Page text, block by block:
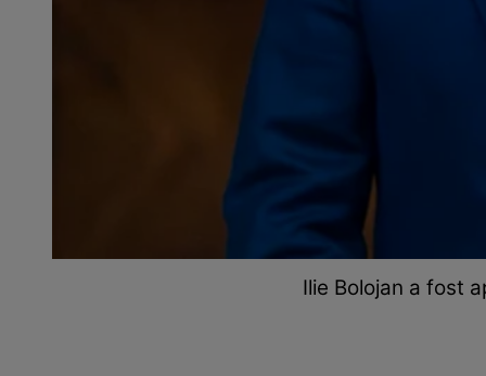
Ilie Bolojan a fost